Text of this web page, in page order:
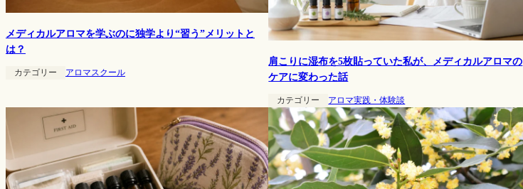
メディカルアロマを学ぶのに独学より“習う”メリットと
は？
カテゴリー アロマスクール
肩こりに湿布を5枚貼っていた私が、メディカルアロマの
ケアに変わった話
カテゴリー アロマ実践・体験談